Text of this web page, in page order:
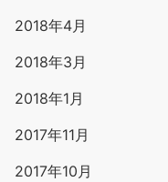
2018年4月
2018年3月
2018年1月
2017年11月
2017年10月